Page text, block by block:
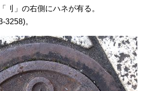
刂」の右側にハネが有る。
3258)。